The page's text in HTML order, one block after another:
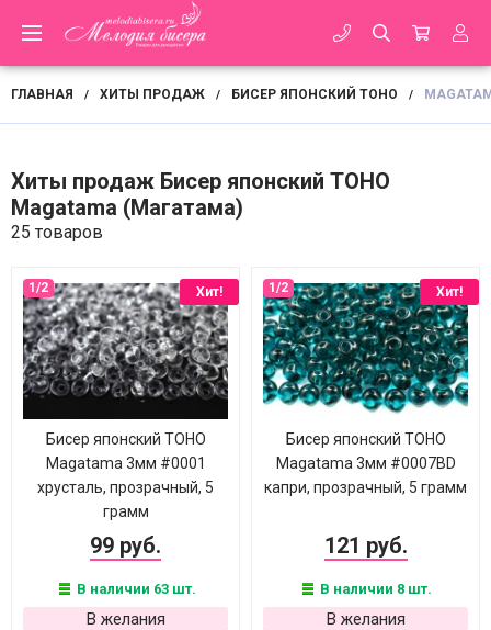
ГЛАВНАЯ / ХИТЫ ПРОДАЖ / БИСЕР ЯПОНСКИЙ TOHO /
Хиты продаж Бисер японский TOHO
Magatama (Магатама)
25 товаров
Хит!
Бисер японский TOHO
Magatama 3мм #0001
хрусталь, прозрачный, 5
грамм
99 руб.
В наличии 63 шт.
В желания
Хит!
Бисер японский TOHO
Magatama 3мм #0007BD
капри, прозрачный, 5 грамм
121 руб.
В наличии 8 шт.
В желания